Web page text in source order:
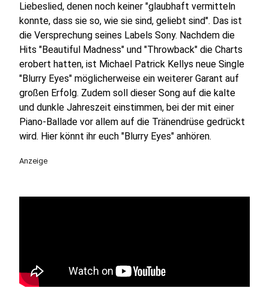
Liebeslied, denen noch keiner "glaubhaft vermitteln
konnte, dass sie so, wie sie sind, geliebt sind". Das ist
die Versprechung seines Labels Sony. Nachdem die
Hits "Beautiful Madness" und "Throwback" die Charts
erobert hatten, ist Michael Patrick Kellys neue Single
"Blurry Eyes" möglicherweise ein weiterer Garant auf
großen Erfolg. Zudem soll dieser Song auf die kalte
und dunkle Jahreszeit einstimmen, bei der mit einer
Piano-Ballade vor allem auf die Tränendrüse gedrückt
wird. Hier könnt ihr euch "Blurry Eyes" anhören.
Anzeige